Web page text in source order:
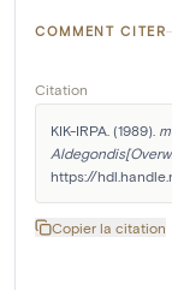
COMMENT CITER
Citation
KIK-IRPA. (1989).
https://
Copier la citation